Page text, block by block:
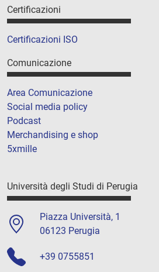
Certificazioni
Certificazioni ISO
Comunicazione
Area Comunicazione
Social media policy
Podcast
Merchandising e shop
5xmille
Università degli Studi di Perugia
Piazza Università, 1
06123 Perugia
+39 0755851